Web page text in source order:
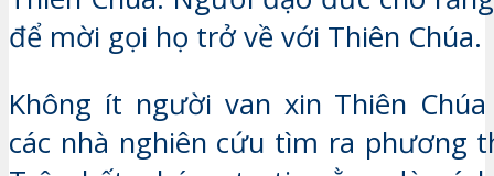
để mời gọi họ trở về với Thiên Chúa.
Không ít người van xin Thiên
các nhà nghiên cứu tìm ra phương